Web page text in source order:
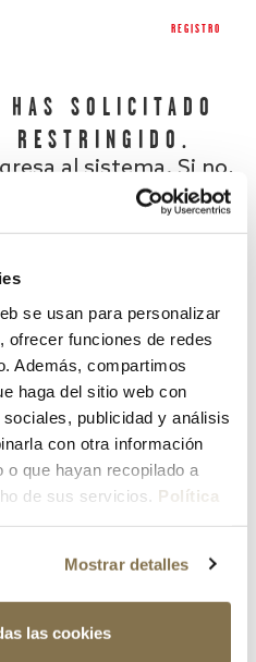
se usan para personalizar
ofrecer funciones de redes
Además, compartimos
haga del sitio web con
publicidad y análisis
con otra información
que hayan recopilado a
de sus servicios. Política
Mostrar detalles
las cookies
REGISTRO
SOLICITADO
RESTRINGIDO.
al sistema. Si no,